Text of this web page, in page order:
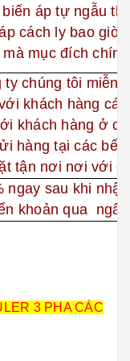
áp tự ngẫu
cách ly bao giờ
mà mục đích
ty chúng tôi miễn
khách hàng
khách hàng ở
hàng tại các
tận nơi nơi với
ngay sau khi
khoản qua
3 PHA CÁC